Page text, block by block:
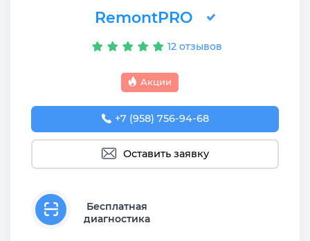
RemontPRO
12 отзывов
Акции
+7 (958) 756-94-68
Оставить заявку
Бесплатная
диагностика